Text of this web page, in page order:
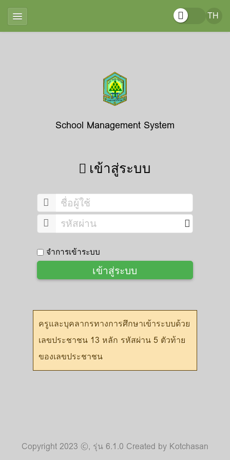
School Management System
เข้าสู่ระบบ
จำการเข้าระบบ
เข้าสู่ระบบ
ครูและบุคลากรทางการศึกษาเข้าระบบด้วย
เลขประชาชน 13 หลัก รหัสผ่าน 5 ตัวท้าย
ของเลขประชาชน
Copyright 2023 ©, รุ่น 6.1.0 Created by Kotchasan